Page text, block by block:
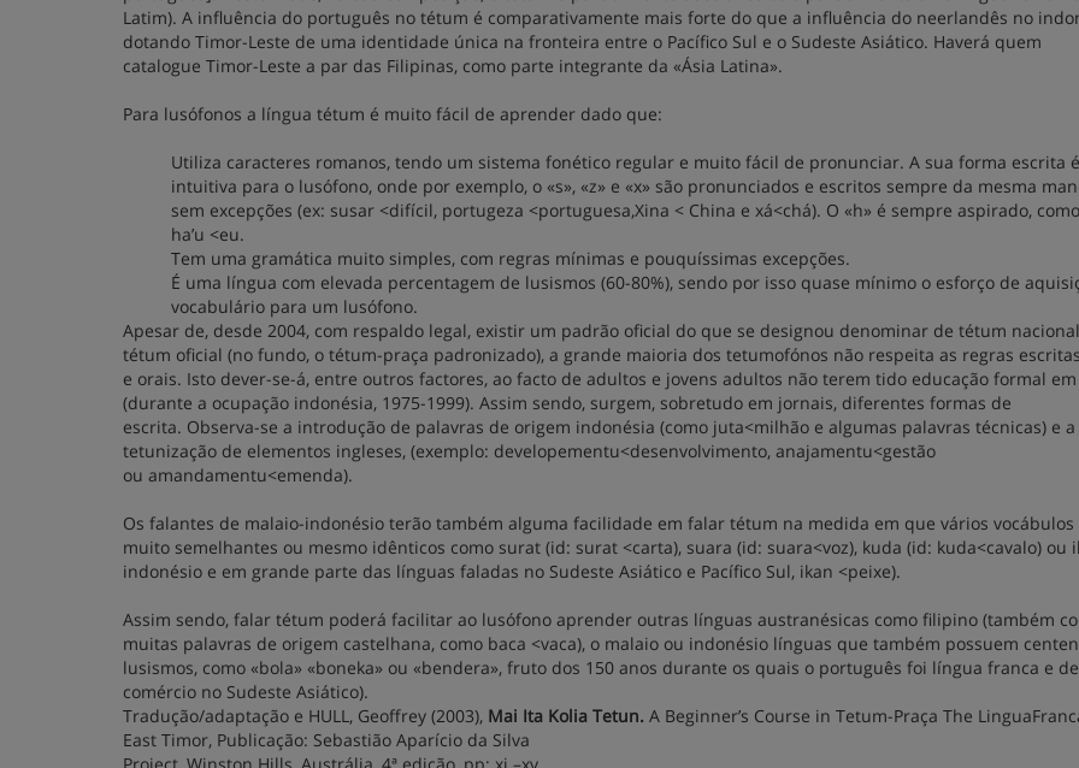
Latim). A influência do português no tétum é comparativamente mais forte do que a influência do neerlandês no
dotando Timor-Leste de uma identidade única na fronteira entre o Pacífico Sul e o Sudeste Asiático. Haverá quem
catalogue Timor-Leste a par das Filipinas, como parte integrante da «Ásia Latina».
Para lusófonos a língua tétum é muito fácil de aprender dado que:
Utiliza caracteres romanos, tendo um sistema fonético regular e muito fácil de pronunciar. A sua forma escrita
intuitiva para o lusófono, onde por exemplo, o «s», «z» e «x» são pronunciados e escritos sempre da mesma
sem excepções (ex: susar <difícil, portugeza <portuguesa,Xina < China e xá<chá). O «h» é sempre aspirado,
ha’u <eu.
Tem uma gramática muito simples, com regras mínimas e pouquíssimas excepções.
É uma língua com elevada percentagem de lusismos (60-80%), sendo por isso quase mínimo o esforço de
vocabulário para um lusófono.
Apesar de, desde 2004, com respaldo legal, existir um padrão oficial do que se designou denominar de tétum
tétum oficial (no fundo, o tétum-praça padronizado), a grande maioria dos tetumofónos não respeita as regras
e orais. Isto dever-se-á, entre outros factores, ao facto de adultos e jovens adultos não terem tido educação formal
(durante a ocupação indonésia, 1975-1999). Assim sendo, surgem, sobretudo em jornais, diferentes formas de
escrita. Observa-se a introdução de palavras de origem indonésia (como juta<milhão e algumas palavras técnicas) e a
tetunização de elementos ingleses, (exemplo: developementu<desenvolvimento, anajamentu<gestão
ou amandamentu<emenda).
Os falantes de malaio-indonésio terão também alguma facilidade em falar tétum na medida em que vários vocábulos
muito semelhantes ou mesmo idênticos como surat (id: surat <carta), suara (id: suara<voz), kuda (id: kuda<cavalo) ou
indonésio e em grande parte das línguas faladas no Sudeste Asiático e Pacífico Sul, ikan <peixe).
Assim sendo, falar tétum poderá facilitar ao lusófono aprender outras línguas austranésicas como filipino (também
muitas palavras de origem castelhana, como baca <vaca), o malaio ou indonésio línguas que também possuem
lusismos, como «bola» «boneka» ou «bendera», fruto dos 150 anos durante os quais o português foi língua franca e de
comércio no Sudeste Asiático).
Tradução/adaptação e HULL, Geoffrey (2003), Mai Ita Kolia Tetun. A Beginner’s Course in Tetum-Praça The
East Timor, Publicação: Sebastião Aparício da Silva
Project, Winston Hills, Austrália, 4ª edição, pp: xi –xv.